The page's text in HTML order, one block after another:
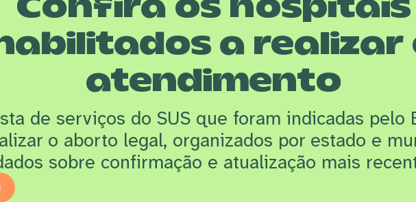
a realizar
atendimento
de serviços do SUS que foram indicadas pelo
o aborto legal, organizados por estado e
sobre confirmação e atualização mais